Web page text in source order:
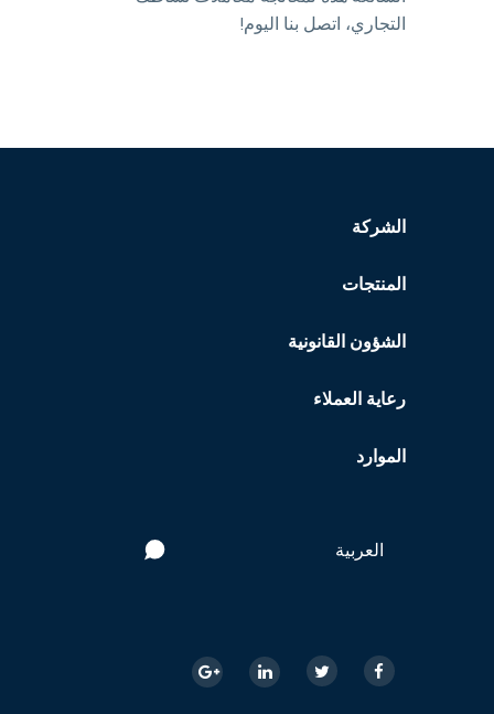
التجاري، اتصل بنا اليوم!
الشركة
المنتجات
الشؤون القانونية
رعاية العملاء
الموارد
العربية